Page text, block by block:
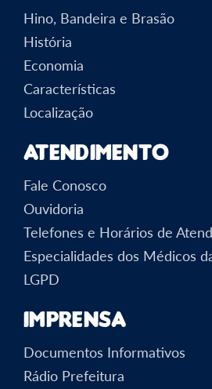
Hino, Bandeira e Brasão
História
Economia
Características
Localização
Atendimento
Fale Conosco
Ouvidoria
Telefones e Horários de
Especialidades dos Médicos
LGPD
Imprensa
Documentos Informativos
Rádio Prefeitura